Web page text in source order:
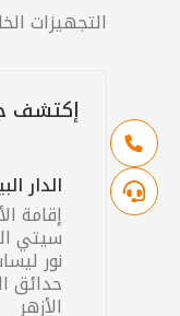
التجهيزات
إكتشف
الدار
إقامة
سيتي
نور
حدائق
الأزهر